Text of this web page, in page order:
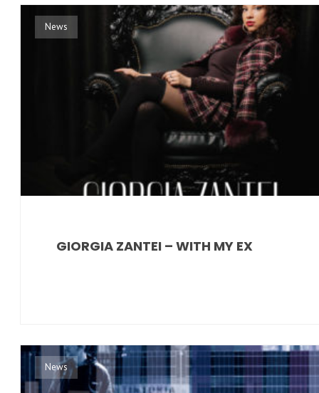
News
GIORGIA ZANTEI – WITH MY EX
News